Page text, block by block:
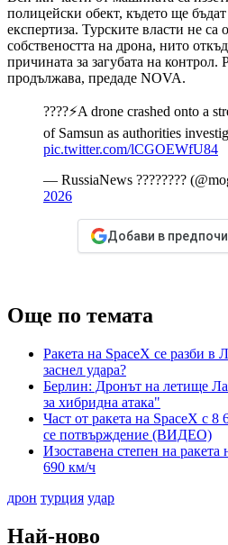
полицейски обект, където ще
експертиза. Турските власти не са
собствеността на дрона, нито
причината за загубата на контрол.
продължава, предаде NOVA.
????⚡️A drone crashed onto a
of Samsun as authorities
pic.twitter.com/lCGOEWfU84
— RussiaNews ????????
2026
Добави в
Още по темата
Ракета на SpaceX се разби
заснел удара?
Берлин: Дронът на летище
за хибридна атака"
Част от ракета на SpaceX с
се потвърждение (ВИДЕО)
Изоставена степен на
690 км/ч
дрон турция удар
Най-ново